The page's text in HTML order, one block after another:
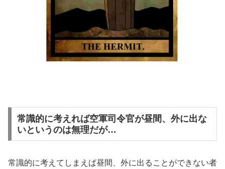
常識的に考えれば空軍司令官が昼間、外に出な
いというのは無理だが…
常識的に考えてしまえば昼間、外に出ることができない者